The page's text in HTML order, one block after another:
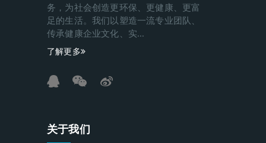
务，为社会创造更环保、更健康、更富
足的生活。我们以塑造一流专业团队、
传承健康企业文化、实...
了解更多
关于我们